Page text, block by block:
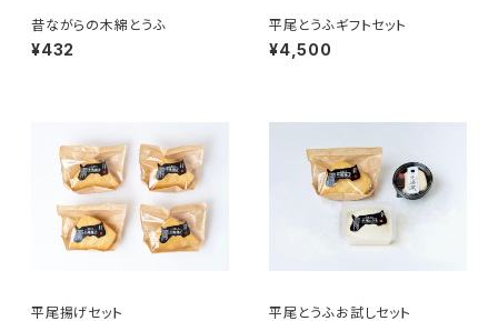
昔ながらの木綿とうふ
¥432
平尾とうふギフトセット
¥4,500
平尾揚げセット 平尾とうふお試しセット